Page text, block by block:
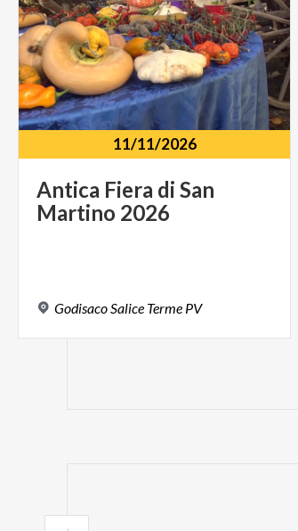
11/11/2026
Antica Fiera di San
Martino 2026
GodisacoSalice Terme PV